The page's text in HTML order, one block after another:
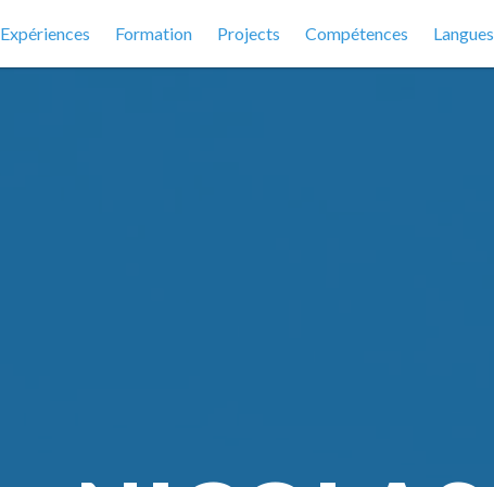
Expériences Formation Projects Compétences Langues